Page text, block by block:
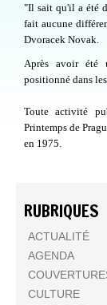
"Il sait qu'il a été
fait aucune
Dvoracek Novak.
Après avoir été
positionné dans les
Toute activité
Printemps de
en 1975.
RUBRIQUES
ACTUALITÉ
AGENDA
CULTURE